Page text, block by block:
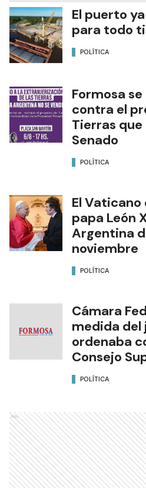
El puerto
para todo
POLÍTICA
Formosa
contra el
Tierras
Senado
POLÍTICA
El
papa León
Argentina
noviembre
POLÍTICA
Cámara
medida del
ordenaba
Consejo
POLÍTICA
Ads